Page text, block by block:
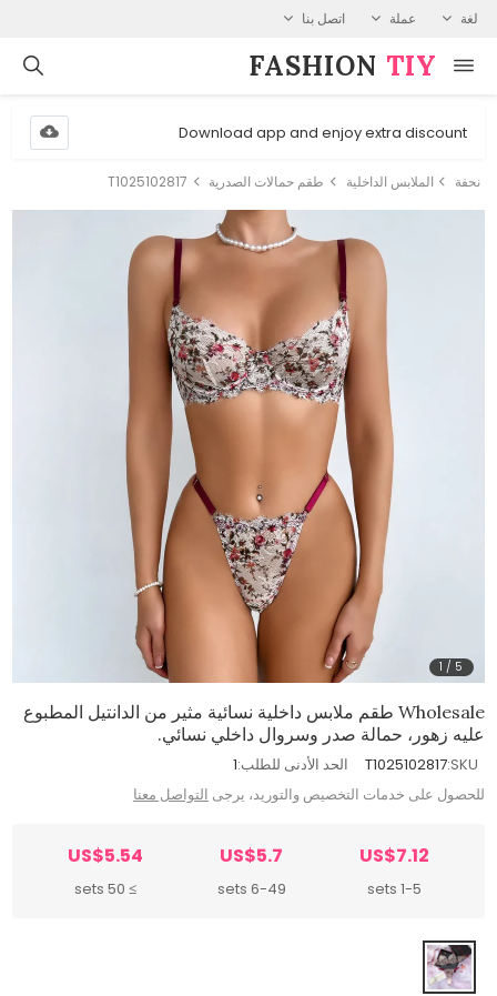
لغة عملة اتصل بنا
FASHION⁠ TIY
Download app and enjoy extra discount
نحفة الملابس الداخلية طقم حمالات الصدرية T1025102817
1 / 5
Wholesale طقم ملابس داخلية نسائية مثير من الدانتيل المطبوع
عليه زهور، حمالة صدر وسروال داخلي نسائي.
SKU:
T1025102817 الحد الأدنى للطلب:1
للحصول على خدمات التخصيص والتوريد، يرجى التواصل معنا
US$7.12
1-5 sets
US$5.7
6-49 sets
US$5.54
≥ 50 sets